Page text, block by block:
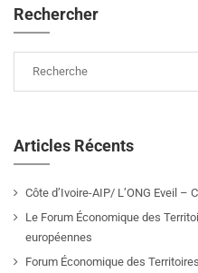
Rechercher
Articles Récents
Côte d’Ivoire-AIP/ L’ONG Eveil
Le Forum Économique des
européennes
Forum Économique des